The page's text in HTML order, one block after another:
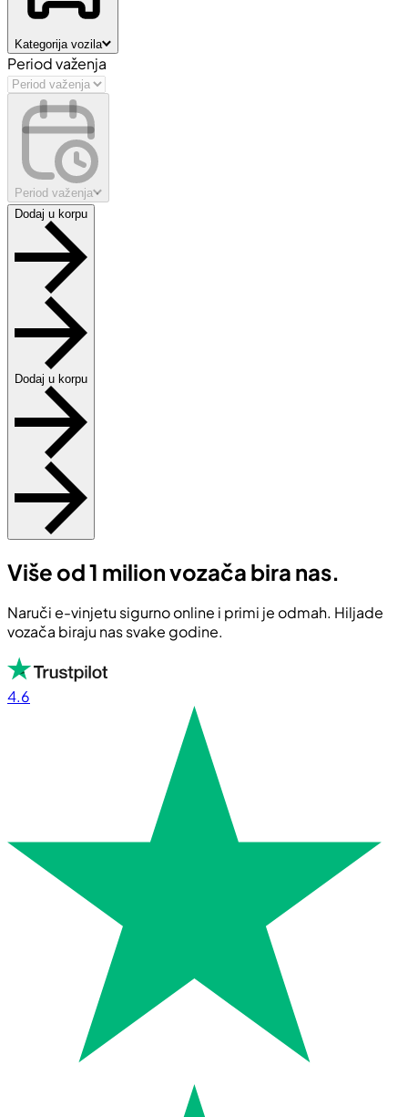
Kategorija vozila
Period važenja
Period važenja
Dodaj u korpu
Dodaj u korpu
Više od 1 milion vozača bira nas.
Naruči e-vinjetu sigurno online i primi je odmah. Hiljade
vozača biraju nas svake godine.
4.6